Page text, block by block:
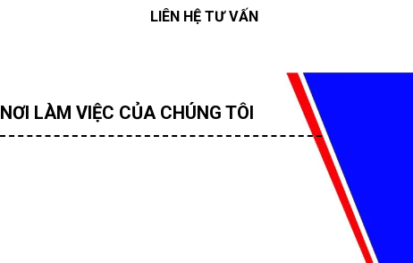
LIÊN HỆ TƯ VẤN
NƠI LÀM VIỆC CỦA CHÚNG TÔI